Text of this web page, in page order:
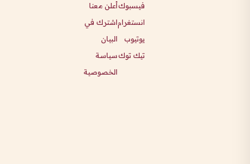
فيسبوك
انستغرام
يوتيوب
تيك توك
أعلن معنا
اشترك في
البيان
سياسة
الخصوصية